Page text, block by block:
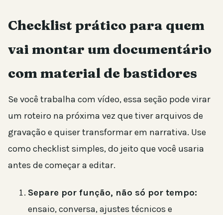
Checklist prático para quem
vai montar um documentário
com material de bastidores
Se você trabalha com vídeo, essa seção pode virar
um roteiro na próxima vez que tiver arquivos de
gravação e quiser transformar em narrativa. Use
como checklist simples, do jeito que você usaria
antes de começar a editar.
Separe por função, não só por tempo:
ensaio, conversa, ajustes técnicos e